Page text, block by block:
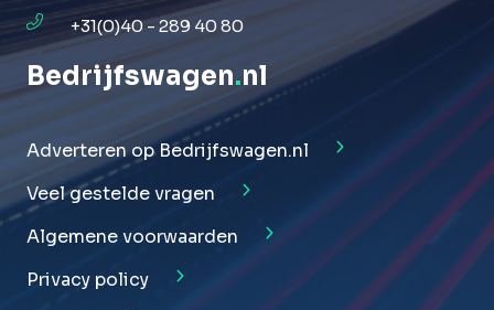
+31(0)40 - 289 40 80
Bedrijfswagen.nl
Adverteren op Bedrijfswagen.nl
Veel gestelde vragen
Algemene voorwaarden
Privacy policy